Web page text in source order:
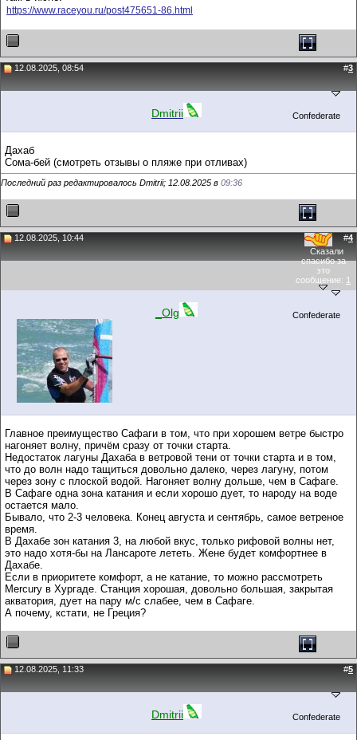
https://www.raceyou.ru/post475651-86.html
12.08.2025, 08:54 #3
Dmitrii Confederate
Дахаб
Сома-бей (смотреть отзывы о пляже при отливах)
Последний раз редактировалось Dmitrii; 12.08.2025 в 09:36
12.08.2025, 10:44 #4
Сказали
спасибо за
это
сообщение: 1
_Olg Confederate
Главное преимущество Сафаги в том, что при хорошем ветре быстро
нагоняет волну, причём сразу от точки старта.
Недостаток лагуны Дахаба в ветровой тени от точки старта и в том,
что до волн надо тащиться довольно далеко, через лагуну, потом
через зону с плоской водой. Нагоняет волну дольше, чем в Сафаге.
В Сафаге одна зона катания и если хорошо дует, то народу на воде
остается мало.
Бывало, что 2-3 человека. Конец августа и сентябрь, самое ветреное
время.
В Дахабе зон катания 3, на любой вкус, только рифовой волны нет,
это надо хотя-бы на Лансароте лететь. Жене будет комфортнее в
Дахабе.
Если в приоритете комфорт, а не катание, то можно рассмотреть
Mercury в Хургаде. Станция хорошая, довольно большая, закрытая
акватория, дует на пару м/с слабее, чем в Сафаге.
А почему, кстати, не Греция?
12.08.2025, 11:33 #5
Dmitrii Confederate